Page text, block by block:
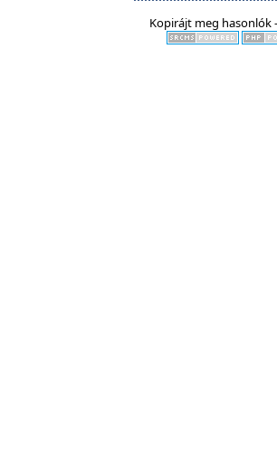
Kopirájt meg hasonlók